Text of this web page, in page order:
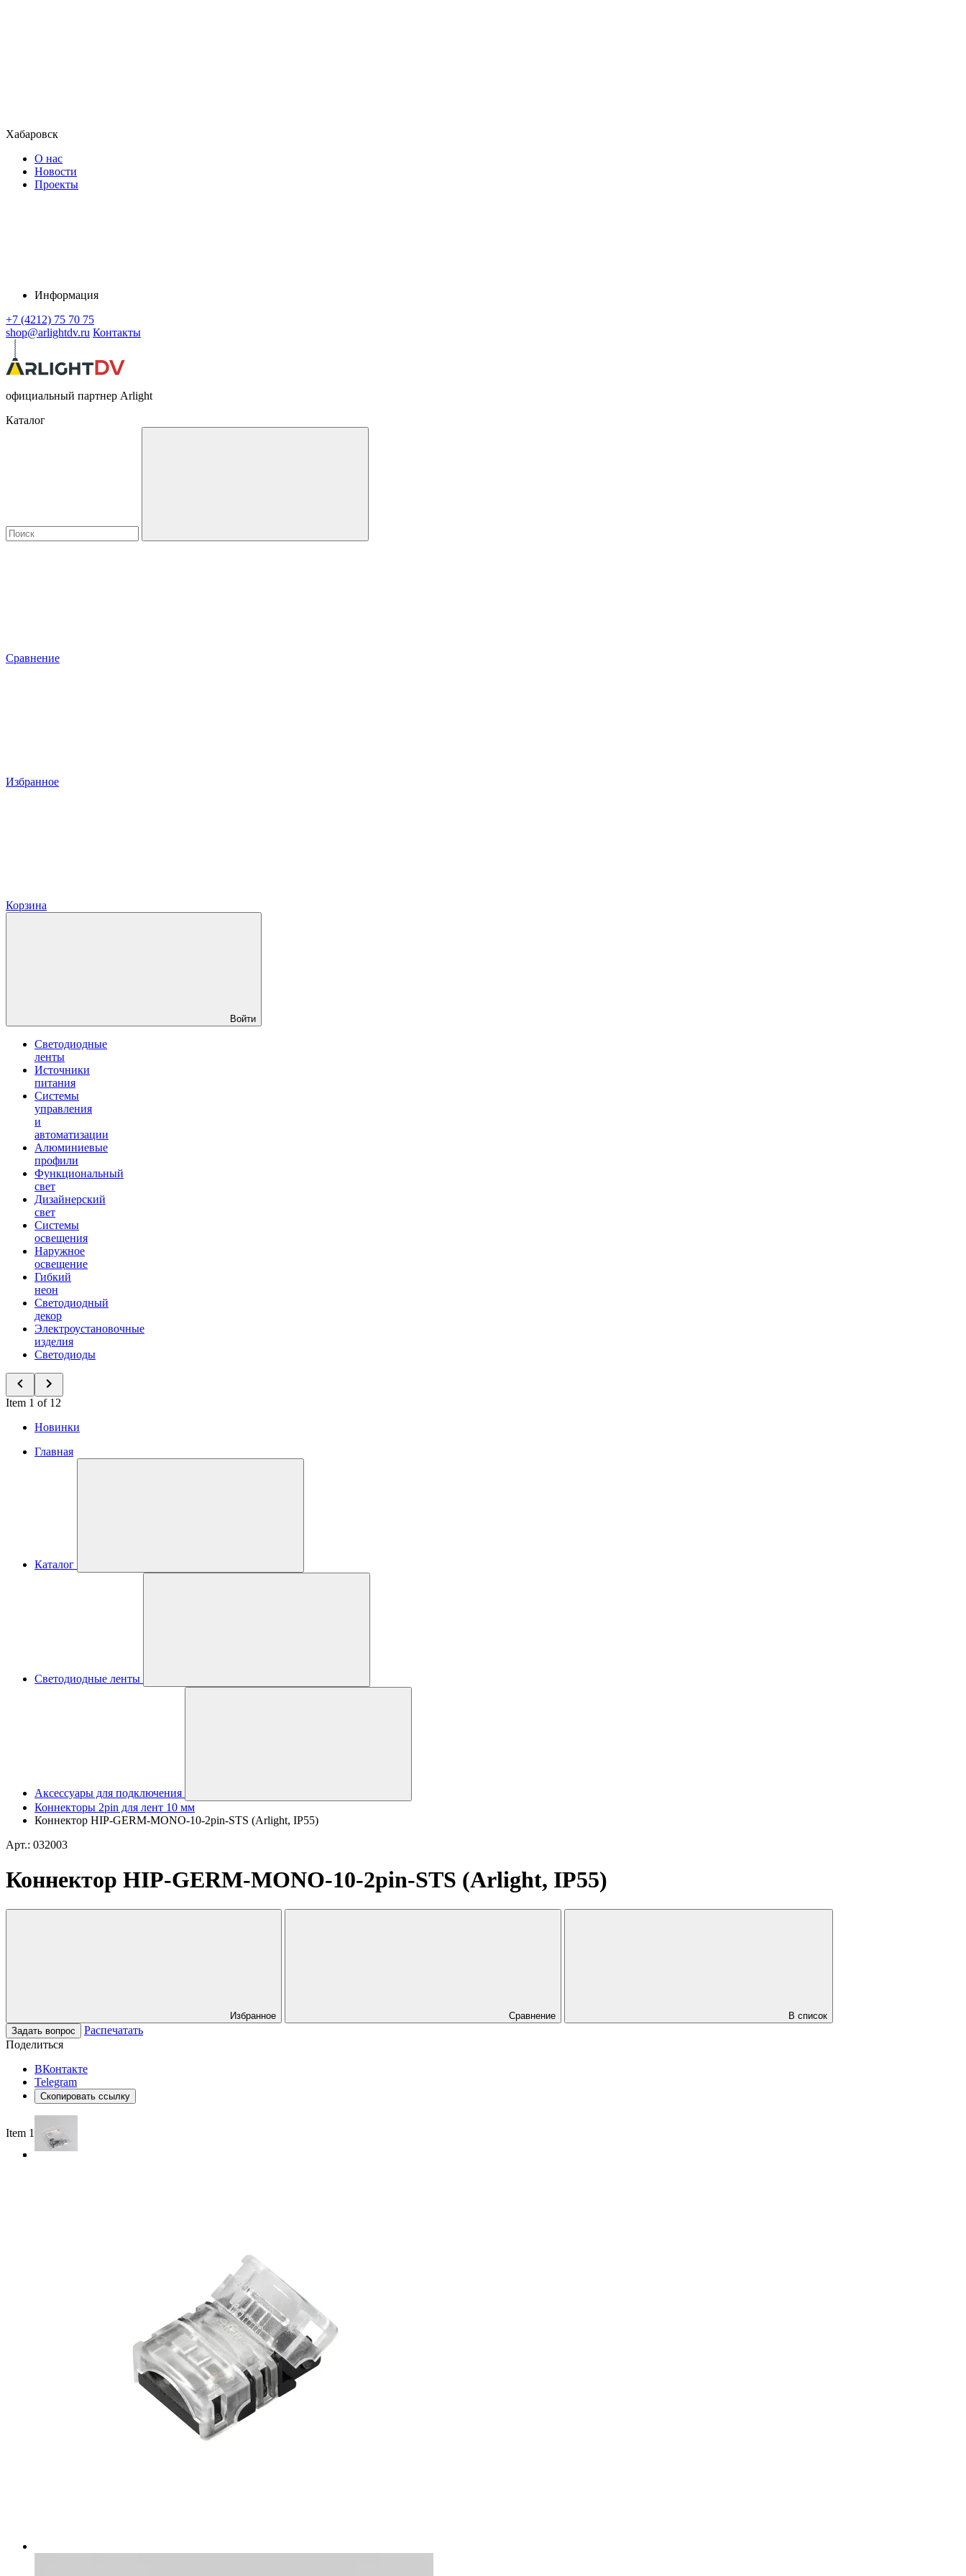
Хабаровск
О нас
Новости
Проекты
Информация
+7 (4212) 75 70 75
shop@arlightdv.ru Контакты
официальный партнер Arlight
Каталог
Сравнение
Избранное
Корзина
Войти
Светодиодные
ленты
Источники
питания
Системы
управления
и
автоматизации
Алюминиевые
профили
Функциональный
свет
Дизайнерский
свет
Системы
освещения
Наружное
освещение
Гибкий
неон
Светодиодный
декор
Электроустановочные
изделия
Светодиоды
Item 1 of 12
Новинки
Главная
Каталог
Светодиодные ленты
Аксессуары для подключения
Коннекторы 2pin для лент 10 мм
Коннектор HIP-GERM-MONO-10-2pin-STS (Arlight, IP55)
Арт.: 032003
Коннектор HIP-GERM-MONO-10-2pin-STS (Arlight, IP55)
Избранное Сравнение
В список
Задать вопрос
Распечатать
Поделиться
ВКонтакте
Telegram
Скопировать ссылку
Item 1 of 3